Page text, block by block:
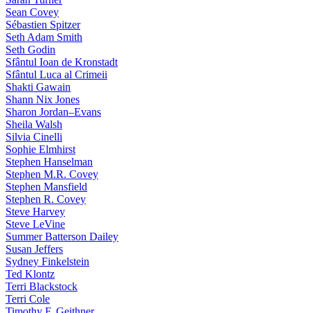
Sean Covey
Sébastien Spitzer
Seth Adam Smith
Seth Godin
Sfântul Ioan de Kronstadt
Sfântul Luca al Crimeii
Shakti Gawain
Shann Nix Jones
Sharon Jordan–Evans
Sheila Walsh
Silvia Cinelli
Sophie Elmhirst
Stephen Hanselman
Stephen M.R. Covey
Stephen Mansfield
Stephen R. Covey
Steve Harvey
Steve LeVine
Summer Batterson Dailey
Susan Jeffers
Sydney Finkelstein
Ted Klontz
Terri Blackstock
Terri Cole